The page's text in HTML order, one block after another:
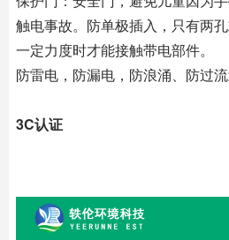
触电事故。防单极插入，只有两
一定力度时才能接触带电部件。
防雷电，防漏电，防浪涌、防过
3C认证